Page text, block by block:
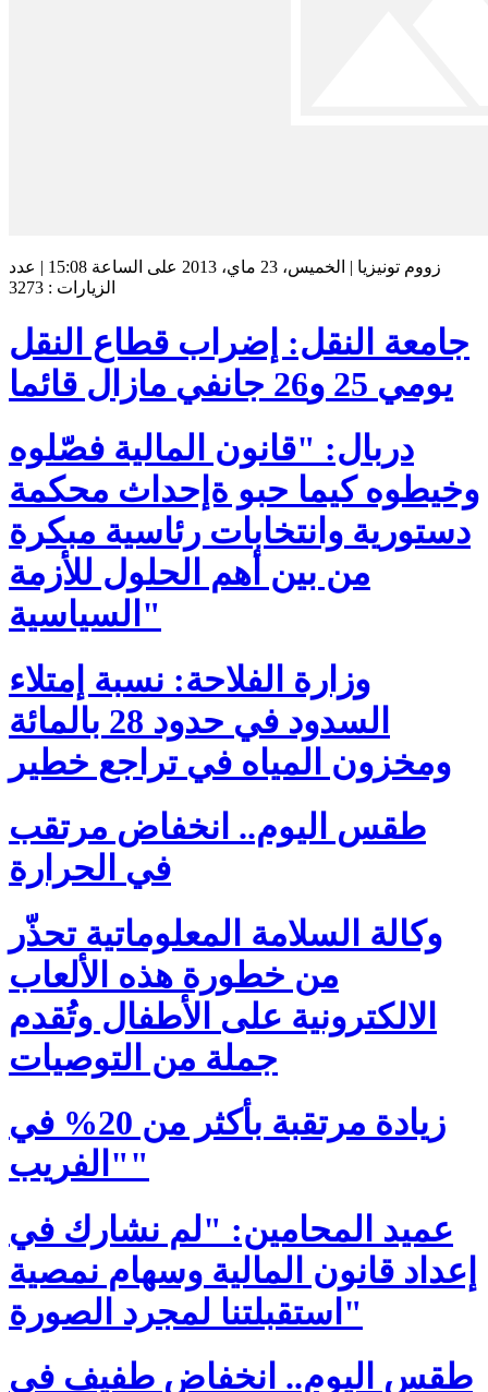
زووم تونيزيا | الخميس، 23 ماي، 2013 على الساعة 15:08 | عدد
الزيارات : 3273
جامعة النقل: إضراب قطاع النقل
يومي 25 و26 جانفي مازال قائما
دربال: "قانون المالية فصّلوه
وخيطوه كيما حبو ةإحداث محكمة
دستورية وانتخابات رئاسية مبكرة
من بين أهم الحلول للأزمة
السياسية"
وزارة الفلاحة: نسبة إمتلاء
السدود في حدود 28 بالمائة
ومخزون المياه في تراجع خطير
طقس اليوم.. انخفاض مرتقب
في الحرارة
وكالة السلامة المعلوماتية تحذّر
من خطورة هذه الألعاب
الالكترونية على الأطفال وتُقدم
جملة من التوصيات
زيادة مرتقبة بأكثر من 20% في
"الفريب"
عميد المحامين: "لم نشارك في
إعداد قانون المالية وسهام نمصية
استقبلتنا لمجرد الصورة"
طقس اليوم.. انخفاض طفيف في